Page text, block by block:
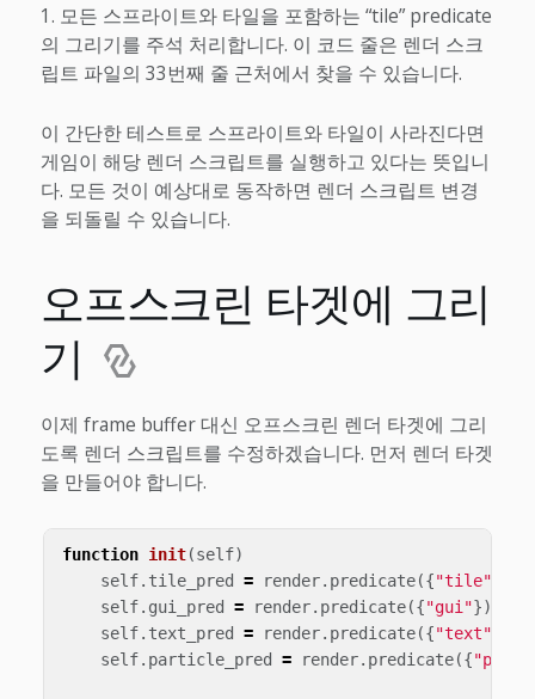
모든 스프라이트와 타일을 포함하는 “tile” predicate
의 그리기를 주석 처리합니다. 이 코드 줄은 렌더 스크
립트 파일의 33번째 줄 근처에서 찾을 수 있습니다.
이 간단한 테스트로 스프라이트와 타일이 사라진다면
게임이 해당 렌더 스크립트를 실행하고 있다는 뜻입니
다. 모든 것이 예상대로 동작하면 렌더 스크립트 변경
을 되돌릴 수 있습니다.
오프스크린 타겟에 그리
기
이제 frame buffer 대신 오프스크린 렌더 타겟에 그리
도록 렌더 스크립트를 수정하겠습니다. 먼저 렌더 타겟
을 만들어야 합니다.
function init(self)
self. tile_pred = render. predicate({"tile"
self. gui_pred = render. predicate({"gui"})
self. text_pred = render. predicate({"text"
self. particle_pred = render. predicate({